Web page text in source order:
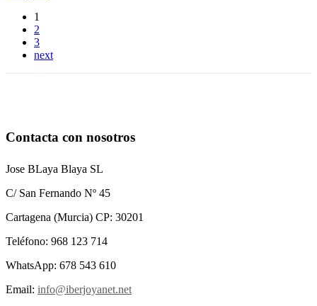
1
2
3
next
Contacta con nosotros
Jose BLaya Blaya SL
C/ San Fernando Nº 45
Cartagena (Murcia) CP: 30201
Teléfono: 968 123 714
WhatsApp: 678 543 610
Email: info@iberjoyanet.net